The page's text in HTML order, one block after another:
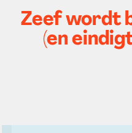
Zeef wordt
(en